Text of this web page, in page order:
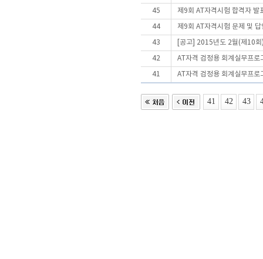
45 제9회 AT자격시험 합격자 발
44 제9회 AT자격시험 문제 및 답
43 [공고] 2015년도 2월(제10
42 AT자격 검정용 회계실무프
41 AT자격 검정용 회계실무프
41 42 43